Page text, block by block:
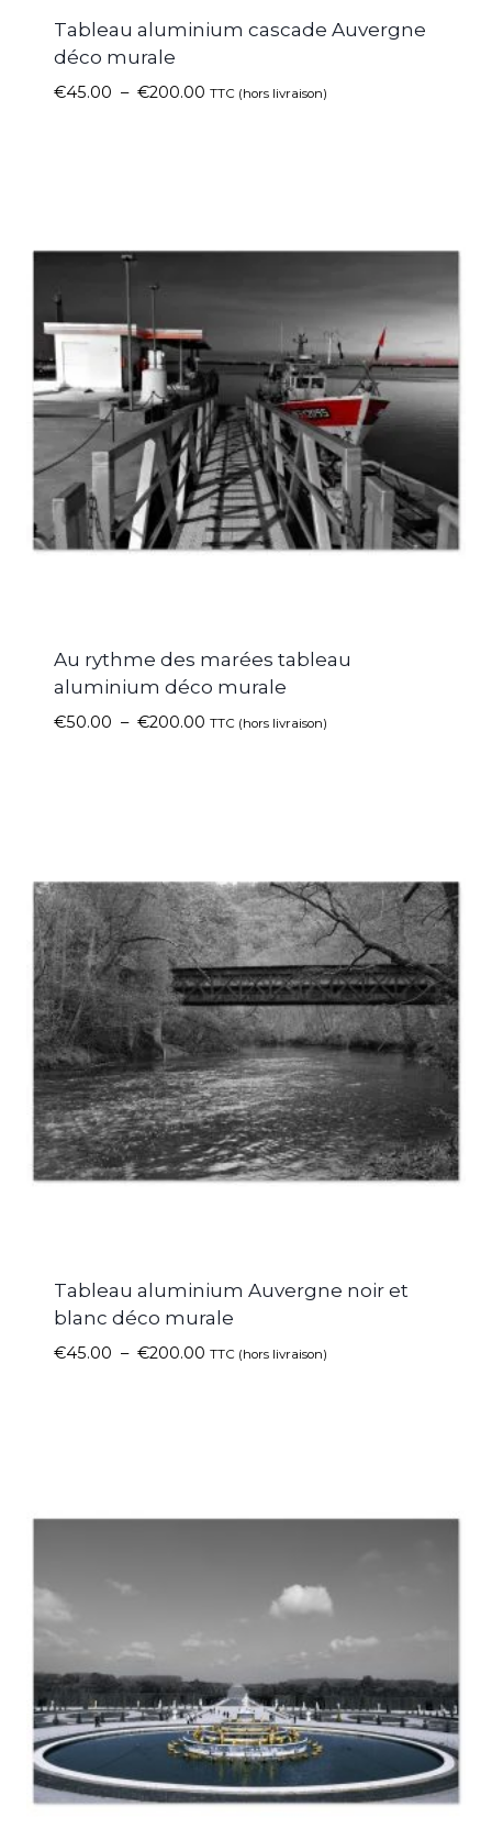
Tableau aluminium cascade Auvergne
déco murale
€45.00 – €200.00 TTC (hors livraison)
Au rythme des marées tableau
aluminium déco murale
€50.00 – €200.00 TTC (hors livraison)
Tableau aluminium Auvergne noir et
blanc déco murale
€45.00 – €200.00 TTC (hors livraison)